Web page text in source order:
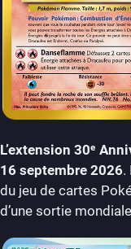
L’extension 30ᵉ
16 septembre 2026.
du jeu de cartes
d’une sortie